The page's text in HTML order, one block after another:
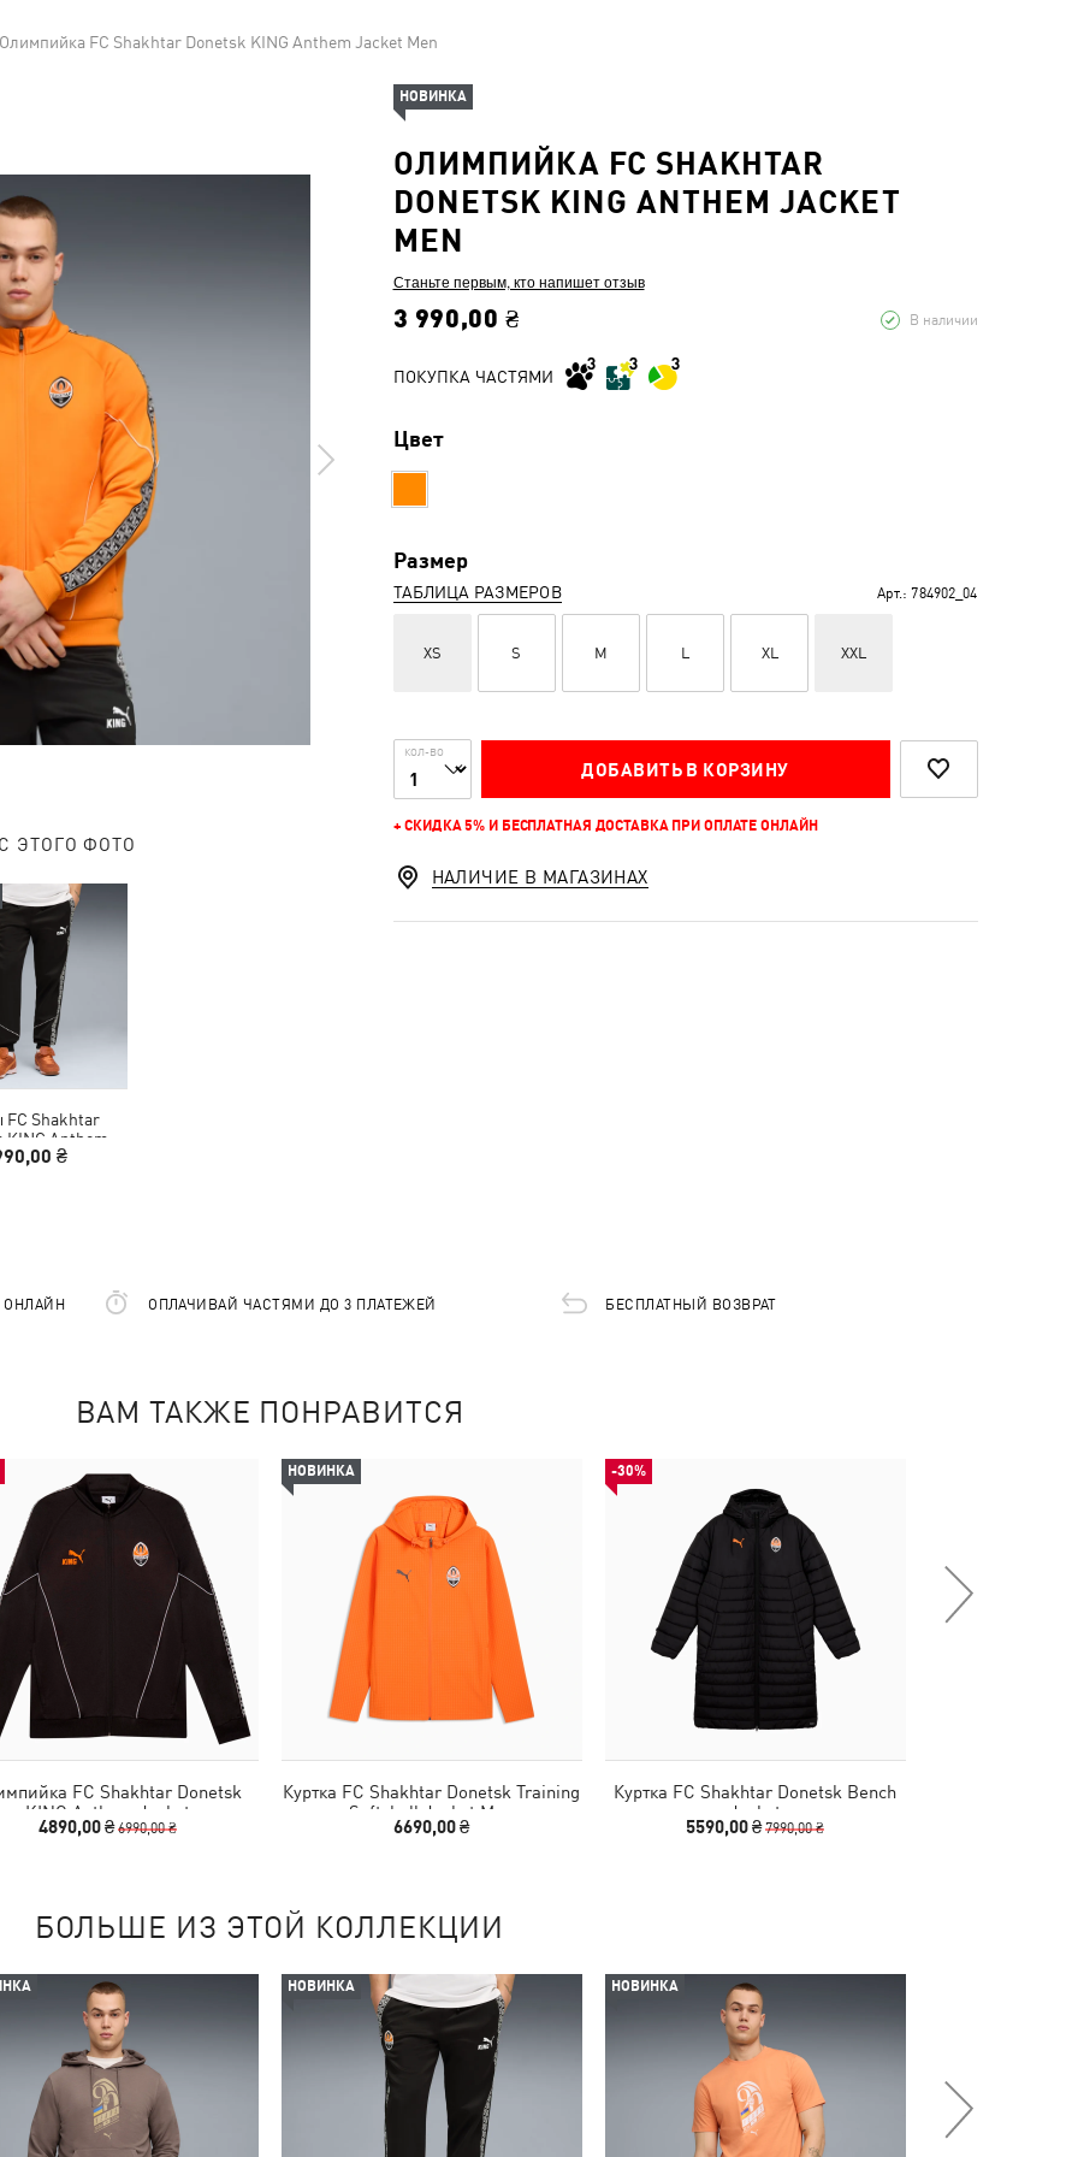
Олимпийка FC Shakhtar Donetsk KING Anthem Jacket Men
ЭТОГО ФОТО
Shakhtar
KING Anthem
Men₴
ОЛИМПИЙКА FC SHAKHTAR
DONETSK KING ANTHEM JACKET
MEN
Станьте первым, кто напишет отзыв
3 990,00 ₴ В наличии
ПОКУПКА ЧАСТЯМИ
Цвет
Размер
ТАБЛИЦА РАЗМЕРОВ Арт.: 784902_04
XS S M L XL XXL
КОЛ-ВО
ДОБАВИТЬ В КОРЗИНУ
+ СКИДКА 5% И БЕСПЛАТНАЯ ДОСТАВКА ПРИ ОПЛАТЕ ОНЛАЙН
НОВИНКА
НАЛИЧИЕ В МАГАЗИНАХ
ОНЛАЙН ОПЛАЧИВАЙ ЧАСТЯМИ ДО 3 ПЛАТЕЖЕЙ БЕСПЛАТНЫЙ ВОЗВРАТ
ВАМ ТАКЖЕ ПОНРАВИТСЯ
FC Shakhtar Donetsk
KING Anthem Jacket
4890,00 ₴6990,00 ₴
НОВИНКА
Куртка FC Shakhtar Donetsk Training
Softshell Jacket Men
6690,00 ₴
-30%
Куртка FC Shakhtar Donetsk Bench
Jacket
5590,00 ₴7990,00 ₴
БОЛЬШЕ ИЗ ЭТОЙ КОЛЛЕКЦИИ
НОВИНКА НОВИНКА